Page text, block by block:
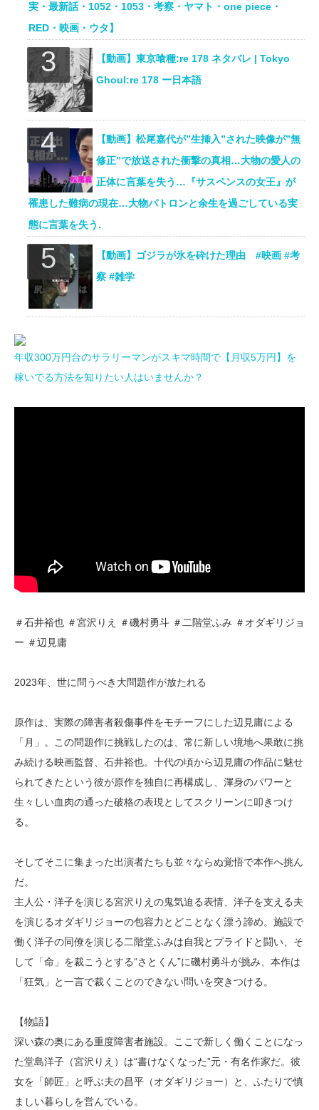
実・最新話・1052・1053・考察・ヤマト・one piece・
RED・映画・ウタ】
【動画】東京喰種:re 178 ネタバレ | Tokyo
Ghoul:re 178 ー日本語
【動画】松尾嘉代が”生挿入”された映像が”無
修正”で放送された衝撃の真相…大物の愛人の
正体に言葉を失う…『サスペンスの女王』が
罹患した難病の現在…大物パトロンと余生を過ごしている実
態に言葉を失う.
【動画】ゴジラが氷を砕けた理由 #映画 #考
察 #雑学
年収300万円台のサラリーマンがスキマ時間で【月収5万円】を
稼いでる方法を知りたい人はいませんか？
＃石井裕也 ＃宮沢りえ ＃磯村勇斗 ＃二階堂ふみ ＃オダギリジョ
ー ＃辺見庸
2023年、世に問うべき大問題作が放たれる
原作は、実際の障害者殺傷事件をモチーフにした辺見庸による
「月」。この問題作に挑戦したのは、常に新しい境地へ果敢に挑
み続ける映画監督、石井裕也。十代の頃から辺見庸の作品に魅せ
られてきたという彼が原作を独自に再構成し、渾身のパワーと
生々しい血肉の通った破格の表現としてスクリーンに叩きつけ
る。
そしてそこに集まった出演者たちも並々ならぬ覚悟で本作へ挑ん
だ。
主人公・洋子を演じる宮沢りえの鬼気迫る表情、洋子を支える夫
を演じるオダギリジョーの包容力とどことなく漂う諦め。施設で
働く洋子の同僚を演じる二階堂ふみは自我とプライドと闘い、そ
して「命」を裁こうとする“さとくん”に磯村勇斗が挑み、本作は
「狂気」と一言で裁くことのできない問いを突きつける。
【物語】
深い森の奥にある重度障害者施設。ここで新しく働くことになっ
た堂島洋子（宮沢りえ）は“書けなくなった”元・有名作家だ。彼
女を「師匠」と呼ぶ夫の昌平（オダギリジョー）と、ふたりで慎
ましい暮らしを営んでいる。